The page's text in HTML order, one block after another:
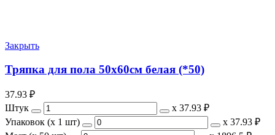
Закрыть
Тряпка для пола 50х60см белая (*50)
37.93 ₽
Штук
х 37.93 ₽
Упаковок (x 1 шт)
х 37.93 ₽